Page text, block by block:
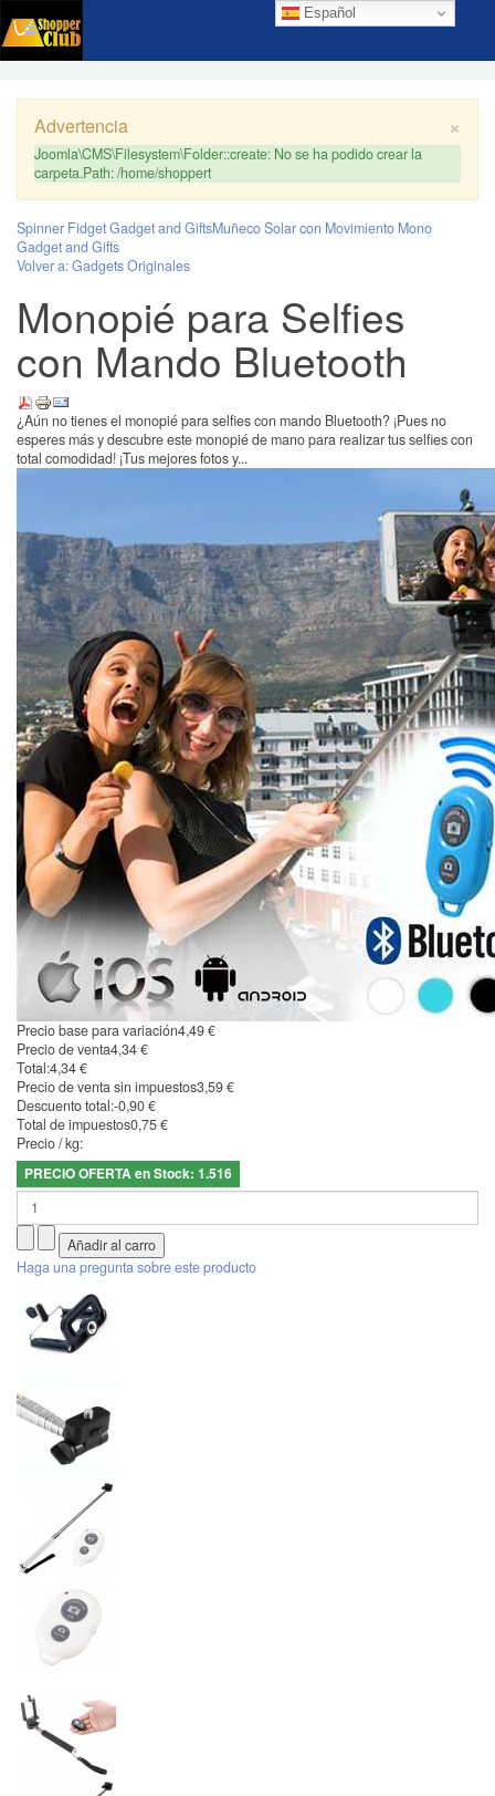
Español
×
Advertencia
Joomla\CMS\Filesystem\Folder::create: No se ha podido crear la
carpeta.Path: /home/shoppert
Spinner Fidget Gadget and GiftsMuñeco Solar con Movimiento Mono
Gadget and Gifts
Volver a: Gadgets Originales
Monopié para Selfies
con Mando Bluetooth
¿Aún no tienes el monopié para selfies con mando Bluetooth? ¡Pues no
esperes más y descubre este monopié de mano para realizar tus selfies con
total comodidad! ¡Tus mejores fotos y...
Precio base para variación4,49 €
Precio de venta4,34 €
Total:4,34 €
Precio de venta sin impuestos3,59 €
Descuento total:-0,90 €
Total de impuestos0,75 €
Precio / kg:
PRECIO OFERTA en Stock: 1.516
Haga una pregunta sobre este producto